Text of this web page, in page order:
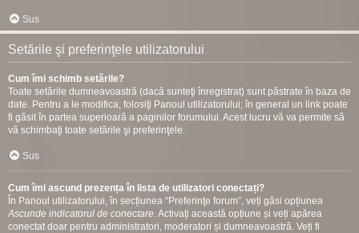
Sus
Setările şi preferinţele utilizatorului
Cum îmi schimb setările?
Toate setările dumneavoastră (dacă sunteţi înregistrat) sunt păstrate în baza de
date. Pentru a le modifica, folosiţi Panoul utilizatorului; în general un link poate
fi găsit în partea superioară a paginilor forumului. Acest lucru vă va permite să
vă schimbaţi toate setările şi preferinţele.
Sus
Cum îmi ascund prezența în lista de utilizatori conectați?
În Panoul utilizatorului, în secțiunea “Preferinţe forum”, veți găsi opțiunea
Ascunde indicatorul de conectare. Activați această opțiune și veți apărea
conectat doar pentru administratori, moderatori și dumneavoastră. Veți fi